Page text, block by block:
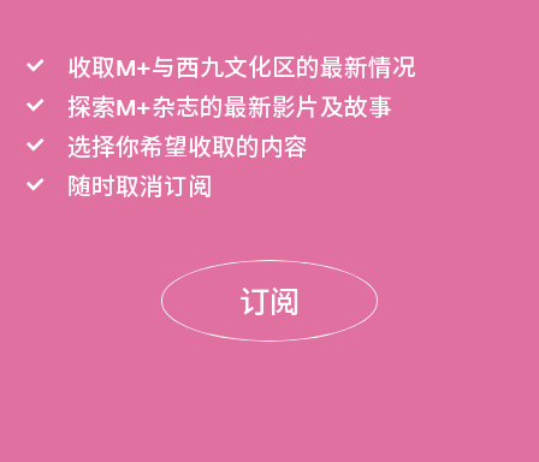
收取M+与西九文化区的最新情况
探索M+杂志的最新影片及故事
选择你希望收取的内容
随时取消订阅
订阅